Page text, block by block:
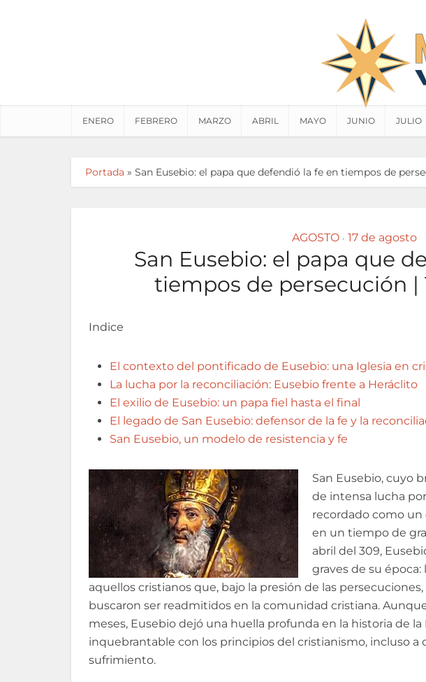
ENERO FEBRERO MARZO ABRIL MAYO JUNIO JULIO
Portada » San Eusebio: el papa que defendió la fe en tiempos de
AGOSTO • 17 de agosto
San Eusebio: el papa que
tiempos de persecución |
Indice
El contexto del pontificado de Eusebio: una Iglesia en
La lucha por la reconciliación: Eusebio frente a Heráclito
El exilio de Eusebio: un papa fiel hasta el final
El legado de San Eusebio: defensor de la fe y la
San Eusebio, un modelo de resistencia y fe
San Eusebio, cuyo
de intensa lucha
recordado como un
en un tiempo de
abril del 309,
graves de su época:
aquellos cristianos que, bajo la presión de las
buscaron ser readmitidos en la comunidad cristiana.
meses, Eusebio dejó una huella profunda en la historia de
inquebrantable con los principios del cristianismo, incluso a
sufrimiento.